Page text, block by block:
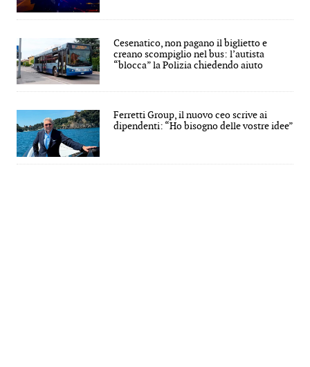
Cesenatico, non pagano il biglietto e
creano scompiglio nel bus: l’autista
“blocca” la Polizia chiedendo aiuto
Ferretti Group, il nuovo ceo scrive ai
dipendenti: “Ho bisogno delle vostre idee”